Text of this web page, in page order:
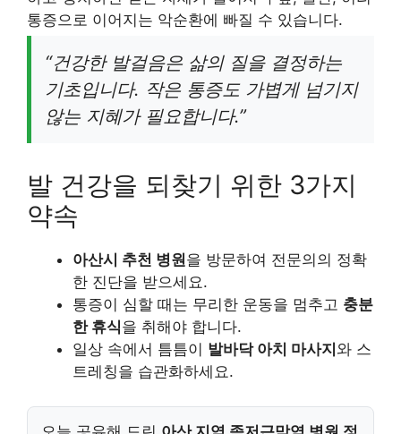
통증으로 이어지는 악순환에 빠질 수 있습니다.
“건강한 발걸음은 삶의 질을 결정하는
기초입니다. 작은 통증도 가볍게 넘기지
않는 지혜가 필요합니다.”
발 건강을 되찾기 위한 3가지
약속
아산시 추천 병원을 방문하여 전문의의 정확
한 진단을 받으세요.
통증이 심할 때는 무리한 운동을 멈추고 충분
한 휴식을 취해야 합니다.
일상 속에서 틈틈이 발바닥 아치 마사지 와 스
트레칭을 습관화하세요.